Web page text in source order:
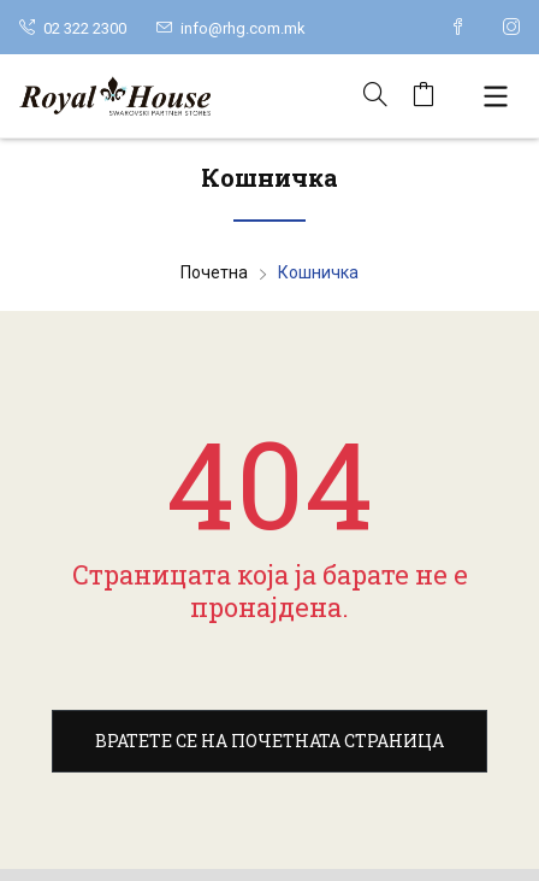
02 322 2300 info@rhg.com.mk
Кошничка
Почетна Кошничка
404
Страницата која ја барате не е
пронајдена.
ВРАТЕТЕ СЕ НА ПОЧЕТНАТА СТРАНИЦА